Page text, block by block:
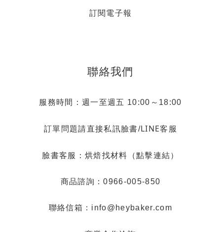
訂閱電子報
聯絡我們
服務時間：週一至週五 10:00～18:00
訂單問題請直接私訊臉書/LINE客服
臉書客服： 烘焙找材料（點擊連結）
商品諮詢：0966-005-850
聯絡信箱：info@heybaker.com